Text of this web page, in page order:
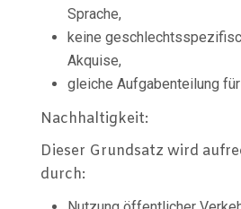
Sprache,
keine
Akquise,
gleiche Aufgabenteilung
Nachhaltigkeit:
Dieser Grundsatz wird
durch: